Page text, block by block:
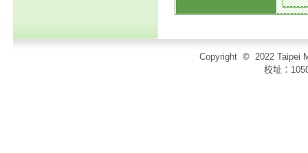
Copyright © 2022 Taipei
校址：